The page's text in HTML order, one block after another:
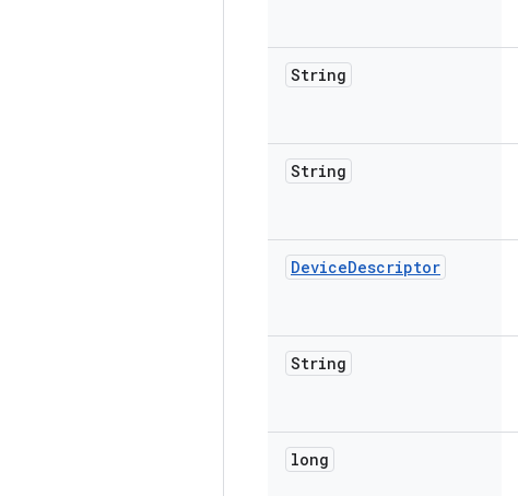
String
String
DeviceDescriptor
String
long